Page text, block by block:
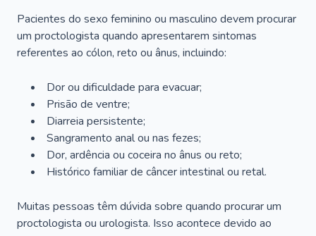
Pacientes do sexo feminino ou masculino devem procurar
um proctologista quando apresentarem sintomas
referentes ao cólon, reto ou ânus, incluindo:
Dor ou dificuldade para evacuar;
Prisão de ventre;
Diarreia persistente;
Sangramento anal ou nas fezes;
Dor, ardência ou coceira no ânus ou reto;
Histórico familiar de câncer intestinal ou retal.
Muitas pessoas têm dúvida sobre quando procurar um
proctologista ou urologista. Isso acontece devido ao